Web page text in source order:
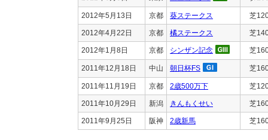
2012年5月13日 京都 葵ステークス 芝
2012年4月22日 京都 橘ステークス 芝
2012年1月8日 京都 シンザン記念 芝
2011年12月18日 中山 朝日杯FS 芝
2011年11月19日 京都 2歳500万下 芝
2011年10月29日 新潟 きんもくせい 芝
2011年9月25日 阪神 2歳新馬 芝